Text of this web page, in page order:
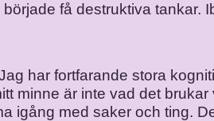
få destruktiva tankar.
har fortfarande stora
minne är inte vad det brukar
igång med saker och ting.